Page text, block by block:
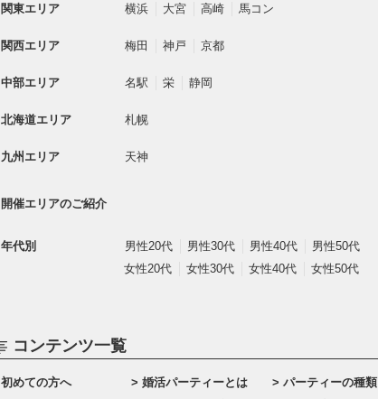
関東エリア 横浜 大宮 高崎 馬コン
関西エリア 梅田 神戸 京都
中部エリア 名駅 栄 静岡
北海道エリア 札幌
九州エリア 天神
開催エリアのご紹介
年代別 男性20代 男性30代 男性40代
男性50代
女性20代
女性30代 女性40代 女性50代
コンテンツ一覧
初めての方へ 婚活パーティーとは パーティーの種類